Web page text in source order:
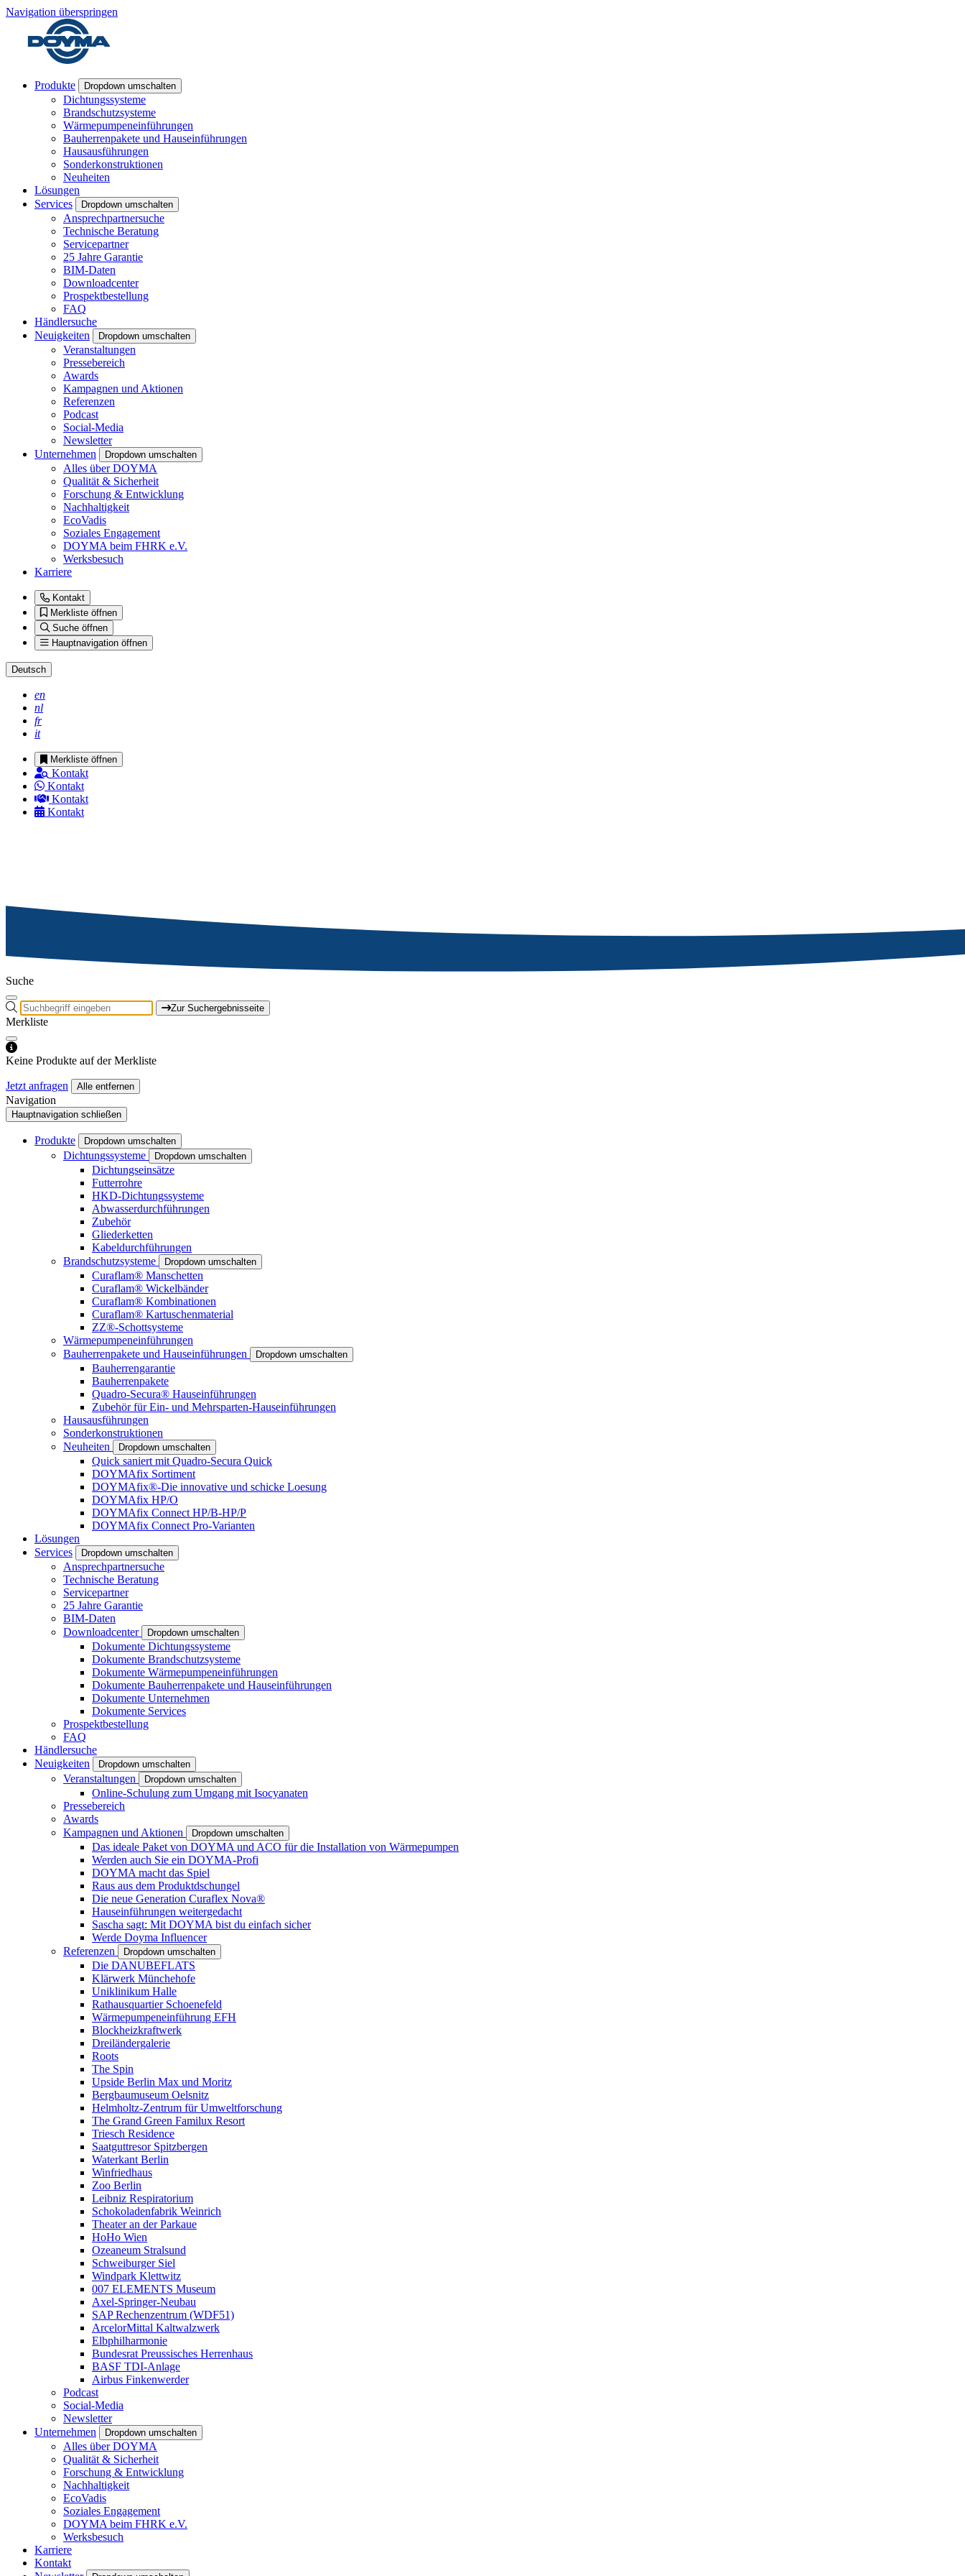
Navigation überspringen
Produkte Dropdown umschalten
Dichtungssysteme
Brandschutzsysteme
Wärmepumpeneinführungen
Bauherrenpakete und Hauseinführungen
Hausausführungen
Sonderkonstruktionen
Neuheiten
Lösungen
Services
Dropdown umschalten
Ansprechpartnersuche
Technische Beratung
Servicepartner
25 Jahre Garantie
BIM-Daten
Downloadcenter
Prospektbestellung
FAQ
Händlersuche
Neuigkeiten
Dropdown umschalten
Veranstaltungen
Pressebereich
Awards
Kampagnen und Aktionen
Referenzen
Podcast
Social-Media
Newsletter
Unternehmen
Dropdown umschalten
Alles über DOYMA
Qualität & Sicherheit
Forschung & Entwicklung
Nachhaltigkeit
EcoVadis
Soziales Engagement
DOYMA beim FHRK e.V.
Werksbesuch
Karriere
Kontakt
Merkliste öffnen
Suche öffnen
Hauptnavigation öffnen
Deutsch
en
nl
fr
it
Merkliste öffnen
Kontakt
Kontakt
Kontakt
Kontakt
Suche
Zur Suchergebnisseite
Merkliste
Keine Produkte auf der Merkliste
Jetzt anfragen Alle entfernen
Navigation
Hauptnavigation schließen
Produkte Dropdown umschalten
Dichtungssysteme Dropdown umschalten
Dichtungseinsätze
Futterrohre
HKD-Dichtungssysteme
Abwasserdurchführungen
Zubehör
Gliederketten
Kabeldurchführungen
Brandschutzsysteme
Dropdown umschalten
Curaflam® Manschetten
Curaflam® Wickelbänder
Curaflam® Kombinationen
Curaflam® Kartuschenmaterial
ZZ®-Schottsysteme
Wärmepumpeneinführungen
Bauherrenpakete und Hauseinführungen
Dropdown umschalten
Bauherrengarantie
Bauherrenpakete
Quadro-Secura® Hauseinführungen
Zubehör für Ein- und Mehrsparten-Hauseinführungen
Hausausführungen
Sonderkonstruktionen
Neuheiten
Dropdown umschalten
Quick saniert mit Quadro-Secura Quick
DOYMAfix Sortiment
DOYMAfix®-Die innovative und schicke Loesung
DOYMAfix HP/O
DOYMAfix Connect HP/B-HP/P
DOYMAfix Connect Pro-Varianten
Lösungen
Services
Dropdown umschalten
Ansprechpartnersuche
Technische Beratung
Servicepartner
25 Jahre Garantie
BIM-Daten
Downloadcenter
Dropdown umschalten
Dokumente Dichtungssysteme
Dokumente Brandschutzsysteme
Dokumente Wärmepumpeneinführungen
Dokumente Bauherrenpakete und Hauseinführungen
Dokumente Unternehmen
Dokumente Services
Prospektbestellung
FAQ
Händlersuche
Neuigkeiten
Dropdown umschalten
Veranstaltungen Dropdown umschalten
Online-Schulung zum Umgang mit Isocyanaten
Pressebereich
Awards
Kampagnen und Aktionen
Dropdown umschalten
Das ideale Paket von DOYMA und ACO für die Installation von Wärmepumpen
Werden auch Sie ein DOYMA-Profi
DOYMA macht das Spiel
Raus aus dem Produktdschungel
Die neue Generation Curaflex Nova®
Hauseinführungen weitergedacht
Sascha sagt: Mit DOYMA bist du einfach sicher
Werde Doyma Influencer
Referenzen
Dropdown umschalten
Die DANUBEFLATS
Klärwerk Münchehofe
Uniklinikum Halle
Rathausquartier Schoenefeld
Wärmepumpeneinführung EFH
Blockheizkraftwerk
Dreiländergalerie
Roots
The Spin
Upside Berlin Max und Moritz
Bergbaumuseum Oelsnitz
Helmholtz-Zentrum für Umweltforschung
The Grand Green Familux Resort
Triesch Residence
Saatguttresor Spitzbergen
Waterkant Berlin
Winfriedhaus
Zoo Berlin
Leibniz Respiratorium
Schokoladenfabrik Weinrich
Theater an der Parkaue
HoHo Wien
Ozeaneum Stralsund
Schweiburger Siel
Windpark Klettwitz
007 ELEMENTS Museum
Axel-Springer-Neubau
SAP Rechenzentrum (WDF51)
ArcelorMittal Kaltwalzwerk
Elbphilharmonie
Bundesrat Preussisches Herrenhaus
BASF TDI-Anlage
Airbus Finkenwerder
Podcast
Social-Media
Newsletter
Unternehmen
Dropdown umschalten
Alles über DOYMA
Qualität & Sicherheit
Forschung & Entwicklung
Nachhaltigkeit
EcoVadis
Soziales Engagement
DOYMA beim FHRK e.V.
Werksbesuch
Karriere
Kontakt